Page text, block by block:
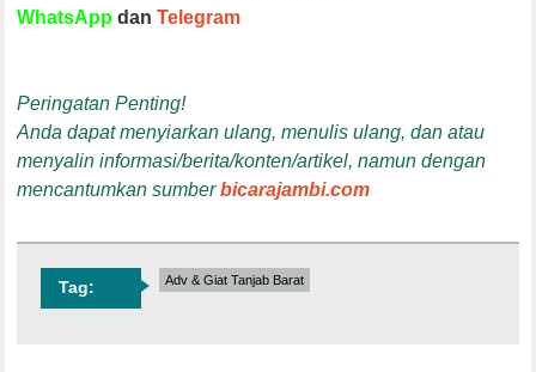
WhatsApp danTelegram
Peringatan Penting!
Anda dapat menyiarkan ulang, menulis ulang, dan atau
menyalin informasi/berita/konten/artikel, namun dengan
mencantumkan sumberbicarajambi.com
Tag: Adv & Giat Tanjab Barat